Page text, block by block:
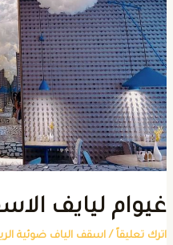
ليايف
تعليقاً / اسقف الياف ضوئية